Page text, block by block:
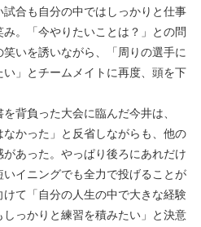
合も自分の中ではしっかりと仕事
。「今やりたいことは？」との問
いを誘いながら、「周りの選手に
」とチームメイトに再度、頭を下
背負った大会に臨んだ今井は、
なかった」と反省しながらも、他の
あった。やっぱり後ろにあれだけ
イニングでも全力で投げることが
て「自分の人生の中で大きな経験
っかりと練習を積みたい」と決意